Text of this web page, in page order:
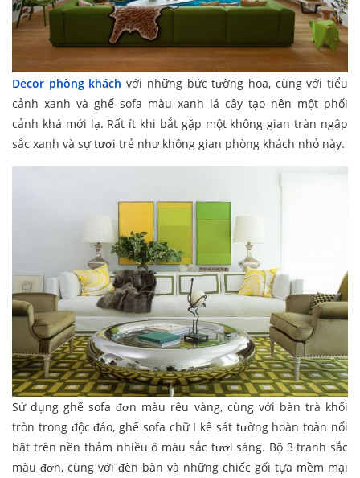
Decor phòng khách với những bức tường hoa, cùng với tiểu
cảnh xanh và ghế sofa màu xanh lá cây tạo nên một phối
cảnh khá mới lạ. Rất ít khi bắt gặp một không gian tràn ngập
sắc xanh và sự tươi trẻ như không gian phòng khách nhỏ này.
Sử dụng ghế sofa đơn màu rêu vàng, cùng với bàn trà khối
tròn trong độc đáo, ghế sofa chữ I kê sát tường hoàn toàn nổi
bật trên nền thảm nhiều ô màu sắc tươi sáng. Bộ 3 tranh sắc
màu đơn, cùng với đèn bàn và những chiếc gối tựa mềm mại